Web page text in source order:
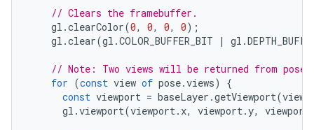
// Clears the framebuffer.
gl .clearColor(0, 0, 0, 0);
gl .clear(gl .COLOR_BUFFER_BIT | gl .
// Note: Two views will be returned from
for (const view of pose.views)
{
const viewport = baseLayer .getViewport(view
gl .viewport(viewport. x, viewport.y, viewport